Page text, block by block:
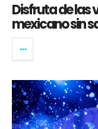
Disfruta de las
mexicano sin